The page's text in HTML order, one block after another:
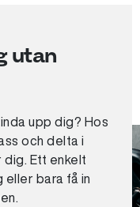
utan
upp dig? Hos
och delta i
Ett enkelt
eller bara få in